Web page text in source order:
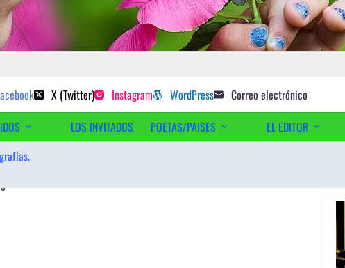
pelo y poetas sugeridos
X (Twitter) Instagram WordPress Correo electrónico
LOS INVITADOS POETAS/PAISES EL EDITOR
de